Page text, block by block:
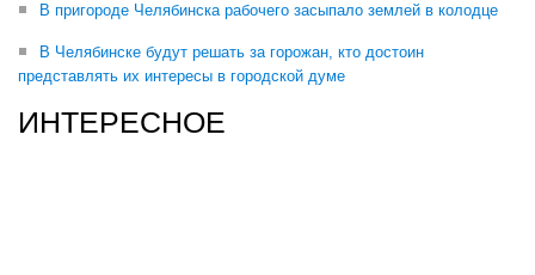
В пригороде Челябинска рабочего засыпало землей в колодце
В Челябинске будут решать за горожан, кто достоин
представлять их интересы в городской думе
ИНТЕРЕСНОЕ